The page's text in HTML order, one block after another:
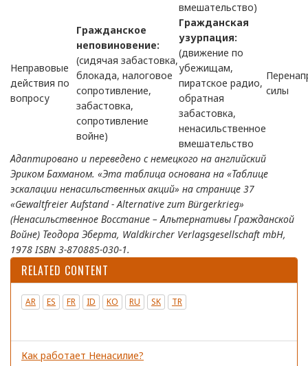
вмешательство)
Неправовые
действия по
вопросу
Гражданское
неповиновение:
(сидячая забастовка,
блокада, налоговое
сопротивление,
забастовка,
сопротивление
войне)
Гражданская
узурпация:
(движение по
убежищам,
пиратское радио,
обратная
забастовка,
ненасильственное
вмешательство
силы
Адаптировано и переведено с немецкого на английский
Эриком Бахманом. «Эта таблица основана на «Таблице
эскалации ненасильственных акций» на странице 37
«Gewaltfreier Aufstand - Alternative zum Bürgerkrieg»
(Ненасильственное Восстание – Альтернативы Гражданской
Войне) Теодора Эберта, Waldkircher Verlagsgesellschaft mbH,
1978 ISBN 3-870885-030-1.
RELATED CONTENT
AR ES FR ID KO RU SK TR
Как работает Ненасилие?